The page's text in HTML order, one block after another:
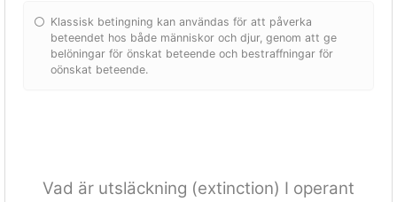
Klassisk betingning kan användas för att påverka
beteendet hos både människor och djur, genom att ge
belöningar för önskat beteende och bestraffningar för
oönskat beteende.
Vad är utsläckning (extinction) I operant